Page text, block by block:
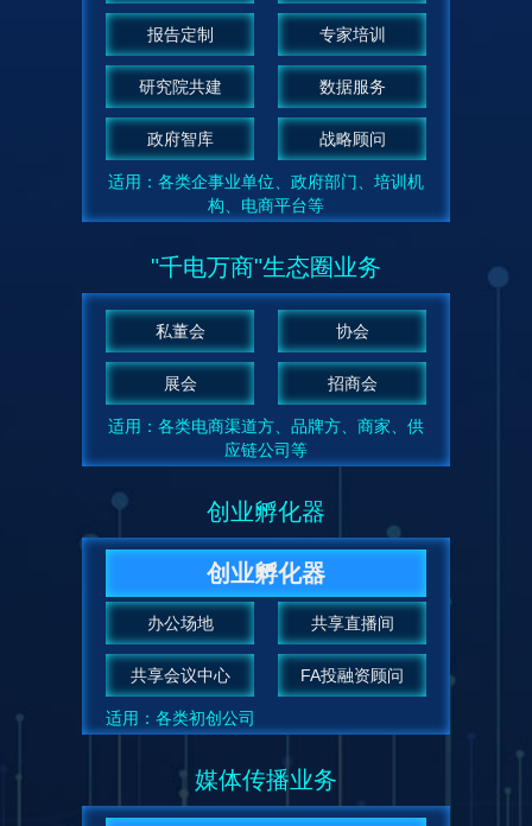
报告定制 专家培训
研究院共建 数据服务
政府智库 战略顾问
适用：各类企事业单位、政府部门、培训机
构、电商平台等
"千电万商"生态圈业务
私董会 协会
展会 招商会
适用：各类电商渠道方、品牌方、商家、供
应链公司等
创业孵化器
创业孵化器
办公场地 共享直播间
共享会议中心 FA投融资顾问
适用：各类初创公司
媒体传播业务